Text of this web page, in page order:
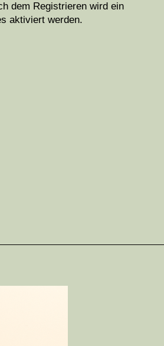
dem Registrieren wird ein
aktiviert werden.